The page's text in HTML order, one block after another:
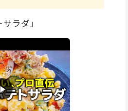
ラダ」